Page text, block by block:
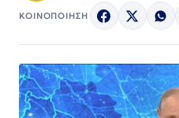
ΚΟΙΝΟΠΟΙΗΣΗ